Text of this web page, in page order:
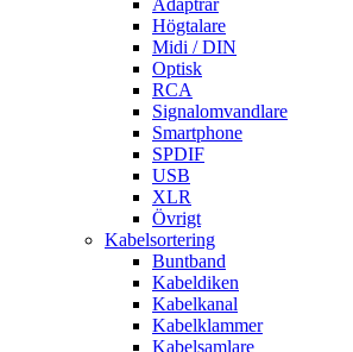
Adaptrar
Högtalare
Midi / DIN
Optisk
RCA
Signalomvandlare
Smartphone
SPDIF
USB
XLR
Övrigt
Kabelsortering
Buntband
Kabeldiken
Kabelkanal
Kabelklammer
Kabelsamlare